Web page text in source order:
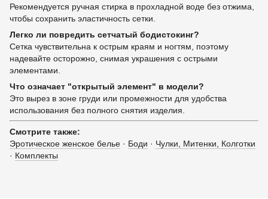
Рекомендуется ручная стирка в прохладной воде без отжима,
чтобы сохранить эластичность сетки.
Легко ли повредить сетчатый бодистокинг?
Сетка чувствительна к острым краям и ногтям, поэтому
надевайте осторожно, снимая украшения с острыми
элементами.
Что означает "открытый элемент" в модели?
Это вырез в зоне груди или промежности для удобства
использования без полного снятия изделия.
Смотрите также:
Эротическое женское белье · Боди · Чулки, Митенки, Колготки
· Комплекты